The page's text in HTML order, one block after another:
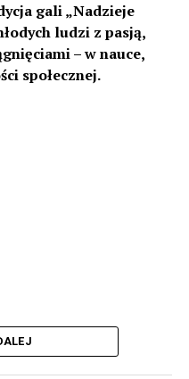
gali „Nadzieje
ludzi z pasją,
– w nauce,
społecznej.